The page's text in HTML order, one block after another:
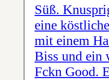
Süß.
eine
mit einem
Biss und ein
Fckn Good.